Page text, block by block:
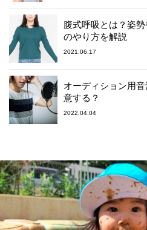
腹式呼吸とは？姿
のやり方を解説
2021.06.17
オーディション用
意する？
2022.04.04